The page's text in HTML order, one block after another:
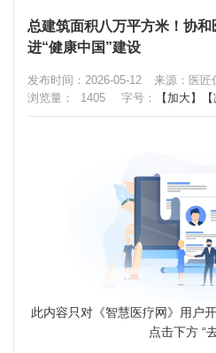
总建筑面积八万平方米！协
进“健康中国”建设
发布时间：2026-05-12
来源：医匠
浏览量：
1405 字号： 【加大】
此内容只对《智慧医疗网》用户
点击下方 “